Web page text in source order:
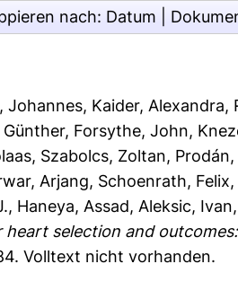
nach: Datum
Johannes, Kaider, Alexandra,
Günther, Forsythe, John,
, Szabolcs, Zoltan,
Arjang, Schoenrath, Felix,
, Haneya, Assad, Aleksic, Ivan,
heart selection and
Volltext nicht vorhanden.